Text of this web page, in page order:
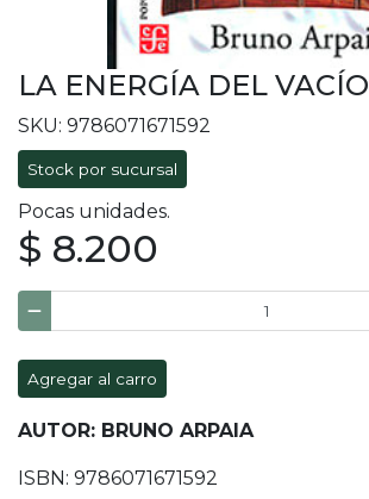
LA ENERGÍA DEL VACÍO
SKU: 9786071671592
Stock por sucursal
Pocas unidades.
$ 8.200
Agregar al carro
AUTOR: BRUNO ARPAIA
ISBN: 9786071671592